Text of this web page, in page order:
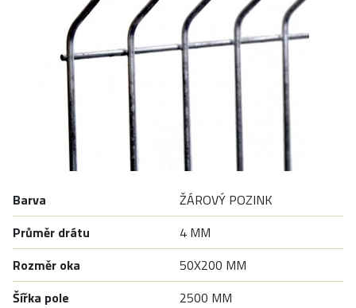
Barva
ŽÁROVÝ POZINK
Průměr drátu
4 MM
Rozměr oka
50X200 MM
Šířka pole
2500 MM